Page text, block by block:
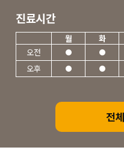
진료시간
월 화
오전
오후
전